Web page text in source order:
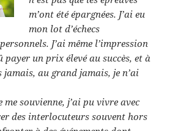
m’ont été épargnées. J’ai eu
mon lot d’échecs
J’ai même l’impression
un prix élevé au succès, et à
au grand jamais, je n’ai
me souvienne, j’ai pu vivre avec
des interlocuteurs souvent hors